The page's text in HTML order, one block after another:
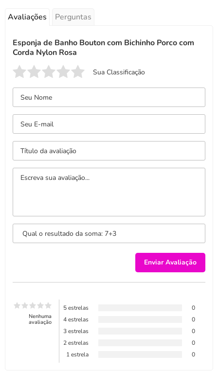
Avaliações Perguntas
Esponja de Banho Bouton com Bichinho Porco com
Corda Nylon Rosa
Sua Classificação
Nenhuma
avaliação
5 estrelas
0
4 estrelas
0
3 estrelas
0
2 estrelas
0
1 estrela
0